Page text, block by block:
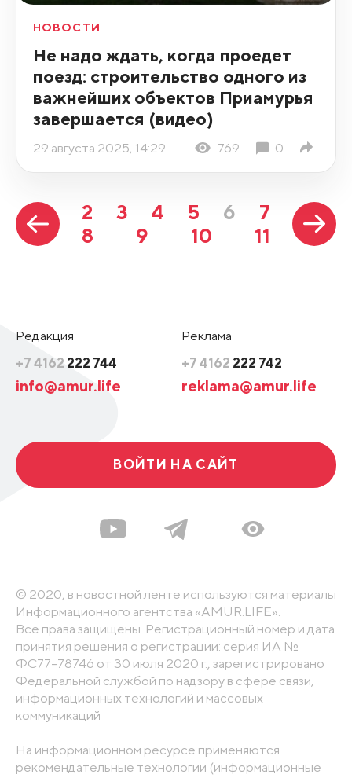
НОВОСТИ
Не надо ждать, когда проедет
поезд: строительство одного из
важнейших объектов Приамурья
завершается (видео)
29 августа 2025, 14:29 769 0
2 3 4 5 6
7
8
9 10 11
Редакция
+7 4162 222 744
info@amur.life
Реклама
+7 4162 222 742
reklama@amur.life
ВОЙТИ НА САЙТ
© 2020, в новостной ленте используются материалы
Информационного агентства «AMUR.LIFE».
Все права защищены. Регистрационный номер и дата
принятия решения о регистрации: серия ИА №
ФС77-78746 от 30 июля 2020 г., зарегистрировано
Федеральной службой по надзору в сфере связи,
информационных технологий и массовых
коммуникаций
На информационном ресурсе применяются
рекомендательные технологии (информационные